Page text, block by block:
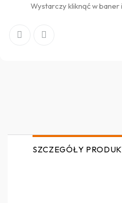
Wystarczy kliknąć w baner
SZCZEGÓŁY